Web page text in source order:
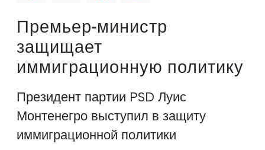
Премьер-министр
защищает
иммиграционную политику
Президент партии PSD Луис
Монтенегро выступил в защиту
иммиграционной политики